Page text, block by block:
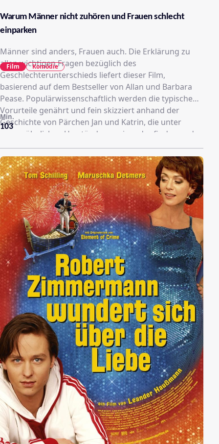
Warum Männer nicht zuhören und Frauen schlecht
einparken
Männer sind anders, Frauen auch. Die Erklärung zu
allen wichtigen Fragen bezüglich des
Geschlechterunterschieds liefert dieser Film,
basierend auf dem Bestseller von Allan und Barbara
Pease. Populärwissenschaftlich werden die typischen
Vorurteile genährt und fein skizziert anhand der
Geschichte von Pärchen Jan und Katrin, die unter
ungewöhnlichen Umständen zueinander finden und
trotz aller Versuchungen und geschlechtlicher
Mißverständnisse beieinander zu bleiben versuchen.
103
Min.
Film Komödie